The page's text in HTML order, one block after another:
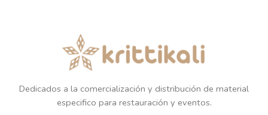
Dedicados a la comercialización y distribución de material
especifico para restauración y eventos.